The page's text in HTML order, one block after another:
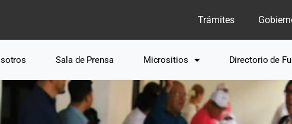
Trámites
Sala de Prensa Micrositios Directorio de